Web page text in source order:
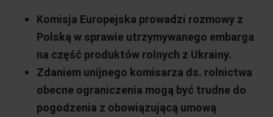
Komisja Europejska prowadzi rozmowy z
Polską w sprawie utrzymywanego embarga
na część produktów rolnych z Ukrainy.
Zdaniem unijnego komisarza ds. rolnictwa
obecne ograniczenia mogą być trudne do
pogodzenia z obowiązującą umową